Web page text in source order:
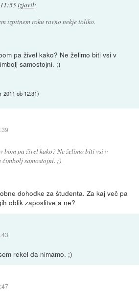
izjavil:
izpitnem roku ravno nekje toliko.
pa živel kako? Ne želimo biti vsi v
samostojni. ;)
2011 ob 12:31)
bom pa živel kako? Ne želimo biti vsi v
čimbolj samostojni. ;)
dohodke za študenta. Za kaj več pa
oblik zaposlitve a ne?
rekel da nimamo. ;)